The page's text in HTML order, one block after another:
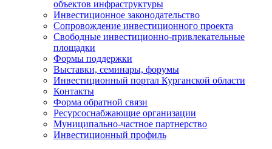
объектов инфраструктуры
Инвестиционное законодательство
Сопровождение инвестиционного проекта
Свободные инвестиционно-привлекательные
площадки
Формы поддержки
Выставки, семинары, форумы
Инвестиционный портал Курганской области
Контакты
Форма обратной связи
Ресурсоснабжающие организации
Муниципально-частное партнерство
Инвестиционный профиль